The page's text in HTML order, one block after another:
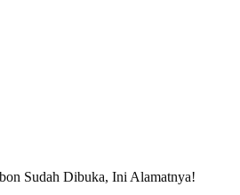
Sudah Dibuka, Ini Alamatnya!